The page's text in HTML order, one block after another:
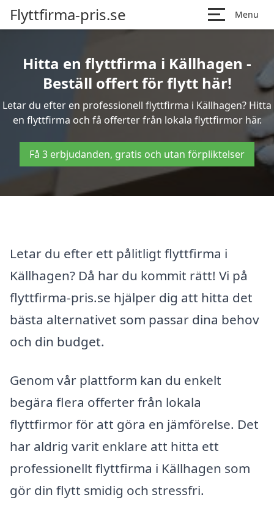
Flyttfirma-pris.se Menu
Hitta en flyttfirma i Källhagen -
Beställ offert för flytt här!
Letar du efter en professionell flyttfirma i Källhagen? Hitta
en flyttfirma och få offerter från lokala flyttfirmor här.
Få 3 erbjudanden, gratis och utan förpliktelser
Letar du efter ett pålitligt flyttfirma i
Källhagen? Då har du kommit rätt! Vi på
flyttfirma-pris.se hjälper dig att hitta det
bästa alternativet som passar dina behov
och din budget.
Genom vår plattform kan du enkelt
begära flera offerter från lokala
flyttfirmor för att göra en jämförelse. Det
har aldrig varit enklare att hitta ett
professionellt flyttfirma i Källhagen som
gör din flytt smidig och stressfri.